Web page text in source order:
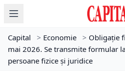
Capital > Economie > Obligație
mai 2026. Se transmite formular
persoane fizice și juridice